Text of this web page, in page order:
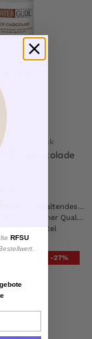
Geschmack
Schokolade
anhaltendes Gleitmittel
mit hoher Qualität
Gleitmittel
-27%
RFSU